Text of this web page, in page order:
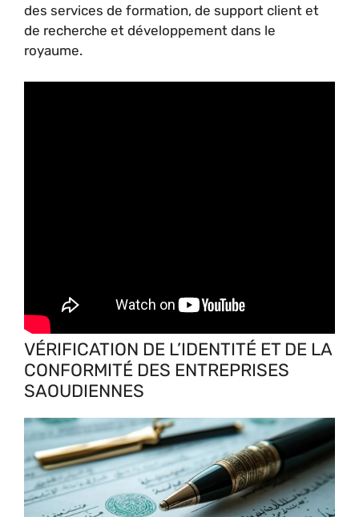
des services de formation, de support client et
de recherche et développement dans le
royaume.
VÉRIFICATION DE L’IDENTITÉ ET DE LA
CONFORMITÉ DES ENTREPRISES
SAOUDIENNES